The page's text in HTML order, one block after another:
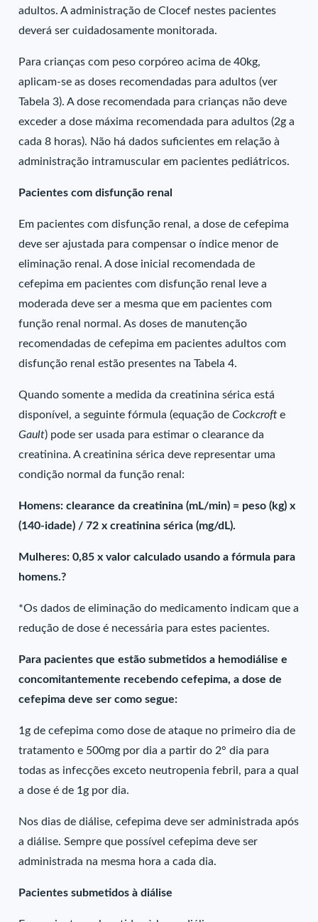
adultos. A administração de Clocef nestes pacientes
deverá ser cuidadosamente monitorada.
Para crianças com peso corpóreo acima de 40kg,
aplicam-se as doses recomendadas para adultos (ver
Tabela 3). A dose recomendada para crianças não deve
exceder a dose máxima recomendada para adultos (2g a
cada 8 horas). Não há dados suficientes em relação à
administração intramuscular em pacientes pediátricos.
Pacientes com disfunção renal
Em pacientes com disfunção renal, a dose de cefepima
deve ser ajustada para compensar o índice menor de
eliminação renal. A dose inicial recomendada de
cefepima em pacientes com disfunção renal leve a
moderada deve ser a mesma que em pacientes com
função renal normal. As doses de manutenção
recomendadas de cefepima em pacientes adultos com
disfunção renal estão presentes na Tabela 4.
Quando somente a medida da creatinina sérica está
disponível, a seguinte fórmula (equação deCockcrofte
Gault) pode ser usada para estimar o clearance da
creatinina. A creatinina sérica deve representar uma
condição normal da função renal:
Homens: clearance da creatinina (mL/min) = peso (kg) x
(140-idade) / 72 x creatinina sérica (mg/dL).
Mulheres: 0,85 x valor calculado usando a fórmula para
homens.?
*Os dados de eliminação do medicamento indicam que a
redução de dose é necessária para estes pacientes.
Para pacientes que estão submetidos a hemodiálise e
concomitantemente recebendo cefepima, a dose de
cefepima deve ser como segue:
1g de cefepima como dose de ataque no primeiro dia de
tratamento e 500mg por dia a partir do 2° dia para
todas as infecções exceto neutropenia febril, para a qual
a dose é de 1g por dia.
Nos dias de diálise, cefepima deve ser administrada após
a diálise. Sempre que possível cefepima deve ser
administrada na mesma hora a cada dia.
Pacientes submetidos à diálise